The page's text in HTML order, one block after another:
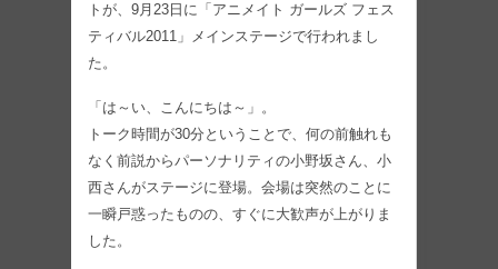
トが、9月23日に「アニメイト ガールズ フェス
ティバル2011」メインステージで行われまし
た。
「は～い、こんにちは～」。
トーク時間が30分ということで、何の前触れも
なく前説からパーソナリティの小野坂さん、小
西さんがステージに登場。会場は突然のことに
一瞬戸惑ったものの、すぐに大歓声が上がりま
した。